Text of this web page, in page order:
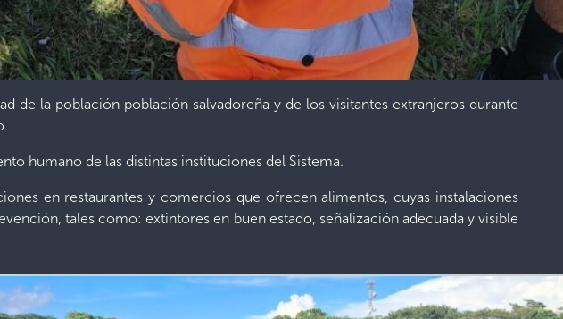
de la población población salvadoreña y de los visitantes extranjeros durante
humano de las distintas instituciones del Sistema.
en restaurantes y comercios que ofrecen alimentos, cuyas instalaciones
tales como: extintores en buen estado, señalización adecuada y visible